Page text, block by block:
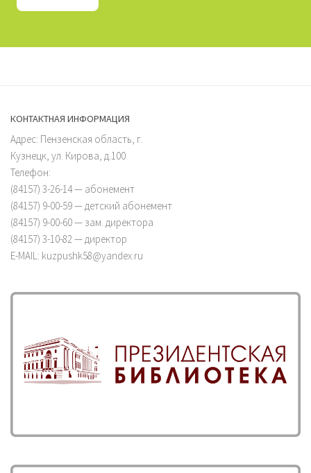
КОНТАКТНАЯ ИНФОРМАЦИЯ
Адрес: Пензенская область, г.
Кузнецк, ул. Кирова, д.100
Телефон:
(84157) 3-26-14 — абонемент
(84157) 9-00-59 — детский абонемент
(84157) 9-00-60 — зам. директора
(84157) 3-10-82 — директор
E-MAIL: kuzpushk58@yandex.ru